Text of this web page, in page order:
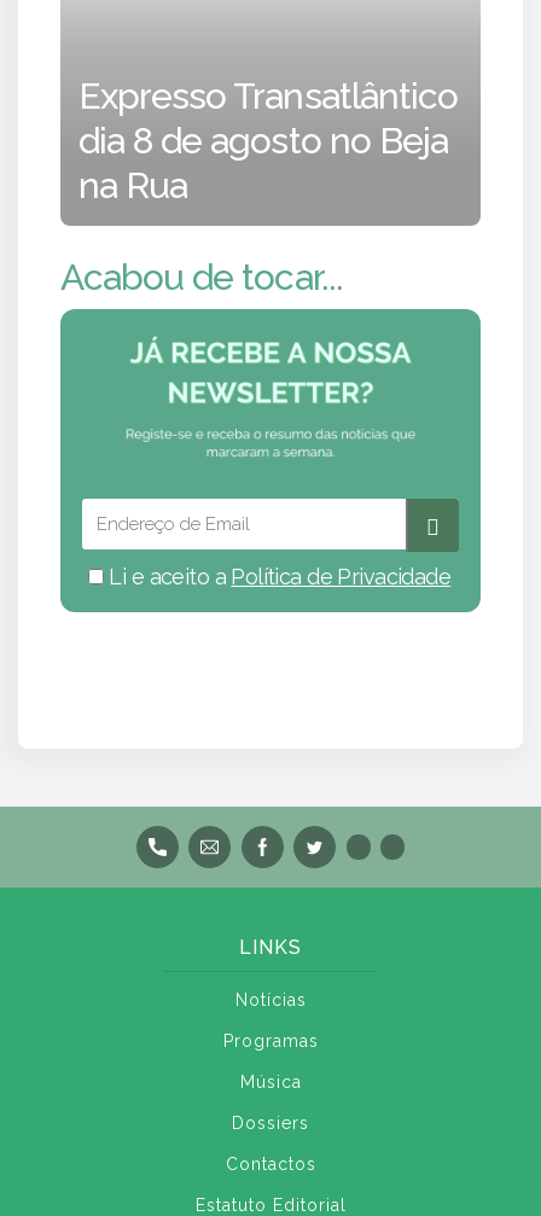
Expresso Transatlântico
dia 8 de agosto no Beja
na Rua
Acabou de tocar...
Li e aceito a Política de Privacidade
LINKS
Notícias
Programas
Música
Dossiers
Contactos
Estatuto Editorial